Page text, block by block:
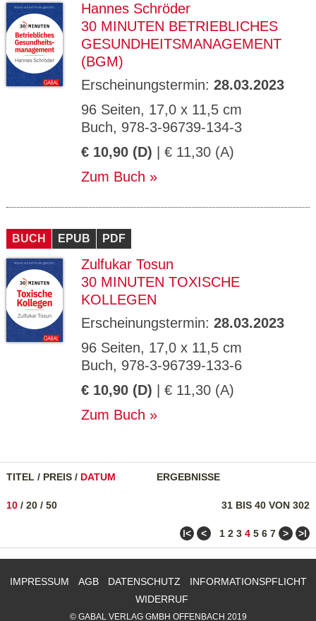
Hannes Schröder
30 MINUTEN BETRIEBLICHES
GESUNDHEITSMANAGEMENT
(BGM)
Erscheinungstermin: 28.03.2023
96 Seiten, 17,0 x 11,5 cm
Buch, 978-3-96739-134-3
€ 10,90 (D) | € 11,30 (A)
Zum Buch
BUCH EPUB PDF
Zulfukar Tosun
30 MINUTEN TOXISCHE
KOLLEGEN
Erscheinungstermin: 28.03.2023
96 Seiten, 17,0 x 11,5 cm
Buch, 978-3-96739-133-6
€ 10,90 (D) | € 11,30 (A)
Zum Buch
TITEL / PREIS / DATUM ERGEBNISSE
31 BIS 40 VON 302
10 / 20 / 50
ǀ< < 1 2 3 4 5 6 7 > >ǀ
IMPRESSUM AGB DATENSCHUTZ
INFORMATIONSPFLICHT
WIDERRUF
© GABAL VERLAG GMBH OFFENBACH 2019